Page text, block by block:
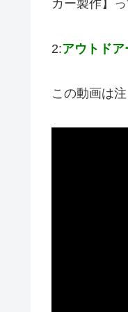
カー製作】
2:アウトドア
この動画は注